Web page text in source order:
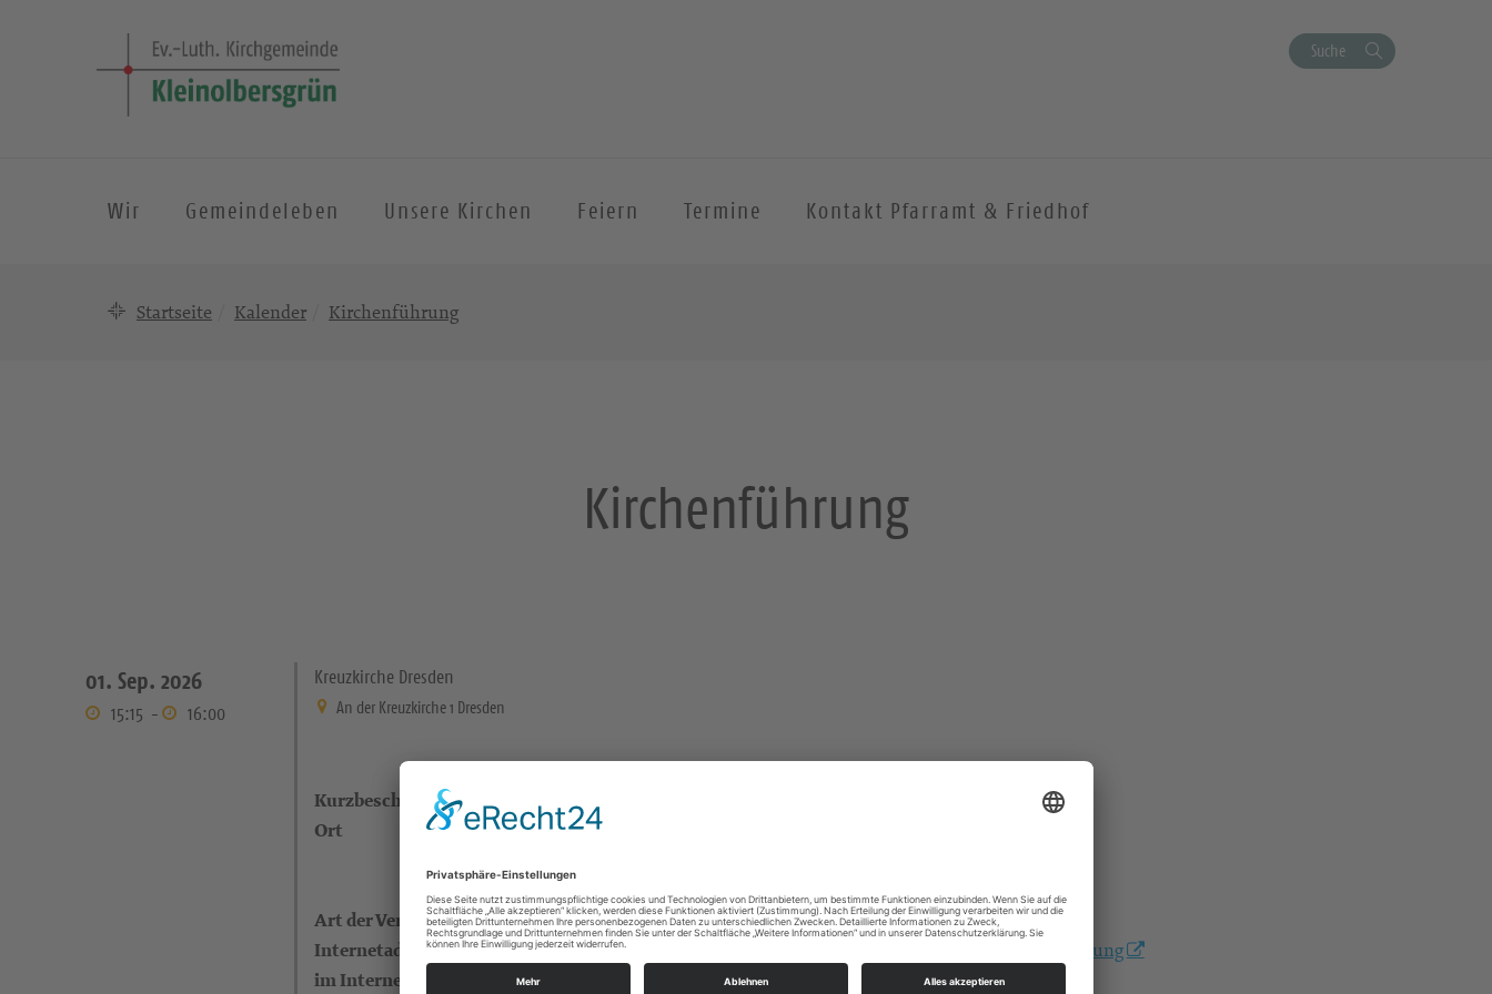
Suche
Wir Gemeindeleben Unsere Kirchen Feiern Termine Kontakt Pfarramt & Friedhof
Startseite Kalender Kirchenführung
Kirchenführung
01. Sep. 2026
15:15 - 16:00
Kreuzkirche Dresden
An der Kreuzkirche 1 Dresden
Kurzbeschreibung
Ort
Kreuzkirche Dresden
01067 Dresden
Art der Veranstaltung Fortbildungen/Seminare/Vorträge
Internetadresse (eigene Infos
im Internet)
https://landing.churchdesk.com/de/e/43395708/kirchenfuhrung